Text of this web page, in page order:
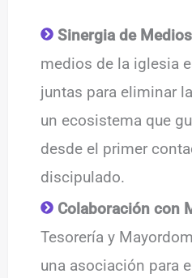
Sinergia de
medios de la iglesia
juntas para eliminar
un ecosistema que
desde el primer
discipulado.
Colaboración con
Tesorería y
una asociación para